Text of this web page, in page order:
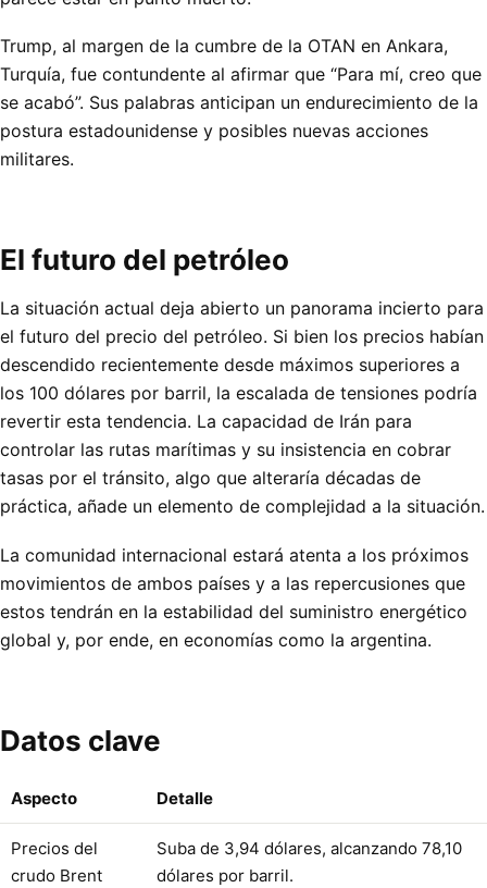
Trump, al margen de la cumbre de la OTAN en Ankara,
Turquía, fue contundente al afirmar que “Para mí, creo que
se acabó”. Sus palabras anticipan un endurecimiento de la
postura estadounidense y posibles nuevas acciones
militares.
El futuro del petróleo
La situación actual deja abierto un panorama incierto para
el futuro del precio del petróleo. Si bien los precios habían
descendido recientemente desde máximos superiores a
los 100 dólares por barril, la escalada de tensiones podría
revertir esta tendencia. La capacidad de Irán para
controlar las rutas marítimas y su insistencia en cobrar
tasas por el tránsito, algo que alteraría décadas de
práctica, añade un elemento de complejidad a la situación.
La comunidad internacional estará atenta a los próximos
movimientos de ambos países y a las repercusiones que
estos tendrán en la estabilidad del suministro energético
global y, por ende, en economías como la argentina.
Datos clave
Aspecto Detalle
Precios del
crudo Brent
Suba de 3,94 dólares, alcanzando 78,10
dólares por barril.